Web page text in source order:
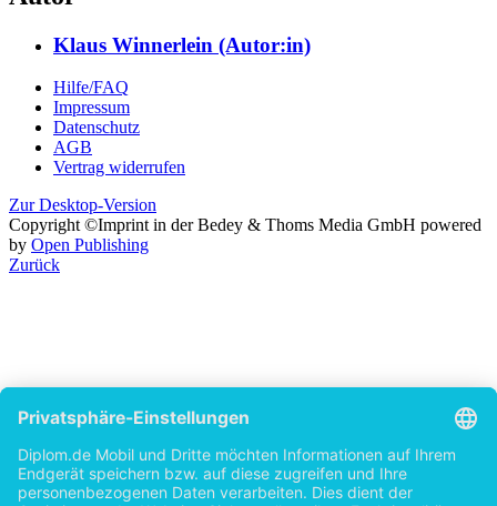
Klaus Winnerlein (Autor:in)
Hilfe/FAQ
Impressum
Datenschutz
AGB
Zur Desktop-Version
Copyright ©Imprint in der Bedey & Thoms Media GmbH
byOpen Publishing